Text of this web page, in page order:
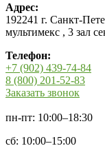
Адрес:
192241 г. Санкт-
мультимекс , 3 зал
Телефон:
+7 (902) 439-74-84
8 (800) 201-52-83
Заказать звонок
пн-пт: 10:00–18:30
сб: 10:00–15:00